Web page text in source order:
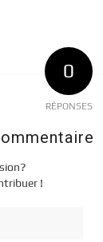
0
RÉPONSES
!